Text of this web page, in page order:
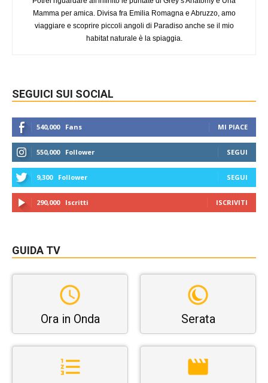
Mamma per amica. Divisa fra Emilia Romagna e Abruzzo, amo
viaggiare e scoprire piccoli angoli di Paradiso anche se il mio
habitat naturale è la spiaggia.
SEGUICI SUI SOCIAL
540,000 Fans MI PIACE
550,000 Follower SEGUI
9,300 Follower SEGUI
290,000 Iscritti ISCRIVITI
GUIDA TV
Ora in Onda Serata